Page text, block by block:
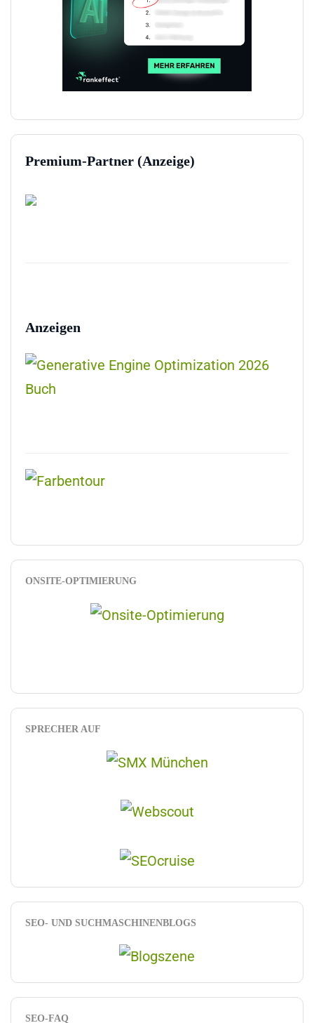
Premium-Partner (Anzeige)
Anzeigen
ONSITE-OPTIMIERUNG
SPRECHER AUF
SEO- UND SUCHMASCHINENBLOGS
SEO-FAQ